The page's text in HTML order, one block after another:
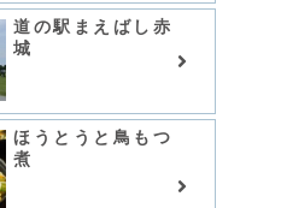
道の駅まえばし赤
城
ほうとうと鳥もつ
煮